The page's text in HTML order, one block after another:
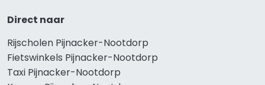
Direct naar
Rijscholen Pijnacker-Nootdorp
Fietswinkels Pijnacker-Nootdorp
Taxi Pijnacker-Nootdorp